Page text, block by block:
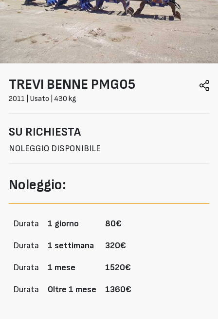
TREVI BENNE PMG05
2011 | Usato | 430 kg
SU RICHIESTA
NOLEGGIO DISPONIBILE
Noleggio:
Durata 1 giorno 80€
Durata 1 settimana 320€
Durata 1 mese 1520€
Durata Oltre 1 mese 1360€